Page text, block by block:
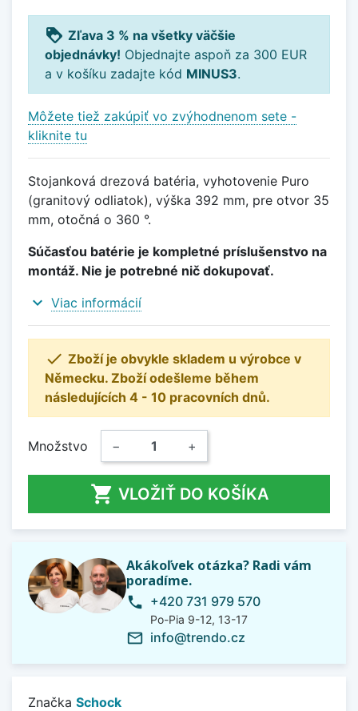
loyalty Zľava 3 % na všetky väčšie
objednávky! Objednajte aspoň za 300 EUR
a v košíku zadajte kód MINUS3.
Môžete tiež zakúpiť vo zvýhodnenom sete -
kliknite tu
Stojanková drezová batéria, vyhotovenie Puro
(granitový odliatok), výška 392 mm, pre otvor 35
mm, otočná o 360 °.
Súčasťou batérie je kompletné príslušenstvo na
montáž. Nie je potrebné nič dokupovať.
expand_more Viac informácií
 Zboží je obvykle skladem u výrobce v
Německu. Zboží odešleme během
následujících 4 - 10 pracovních dnů.
Množstvo − +
 VLOŽIŤ DO KOŠÍKA
Akákoľvek otázka? Radi vám
poradíme.
phone +420 731 979 570
Po-Pia 9-12, 13-17
mail_outline info@trendo.cz
Značka Schock